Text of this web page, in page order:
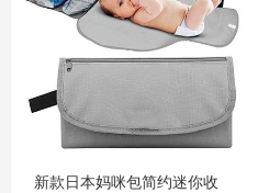
新款日本妈咪包简约迷你收